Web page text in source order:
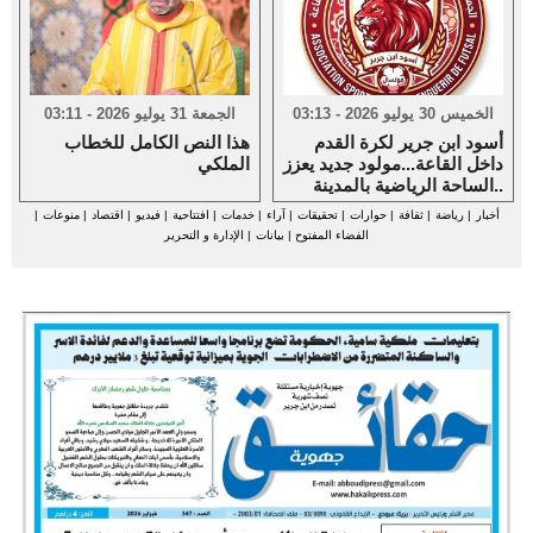
الجمعة 31 يوليو 2026 - 03:11
هذا النص الكامل للخطاب
الملكي
الخميس 30 يوليو 2026 - 03:13
أسود ابن جرير لكرة القدم
داخل القاعة...مولود جديد يعزز
الساحة الرياضية بالمدينة..
أخبار |رياضة |ثقافة |حوارات |تحقيقات | آراء |خدمات | افتتاحية | فيديو | اقتصاد |منوعات |
الفضاء المفتوح | بيانات | الإدارة و التحرير